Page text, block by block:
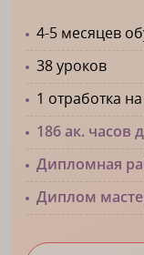
4-5 месяцев
38 уроков
1 отработка
186 ак. часов
Дипломная
Диплом